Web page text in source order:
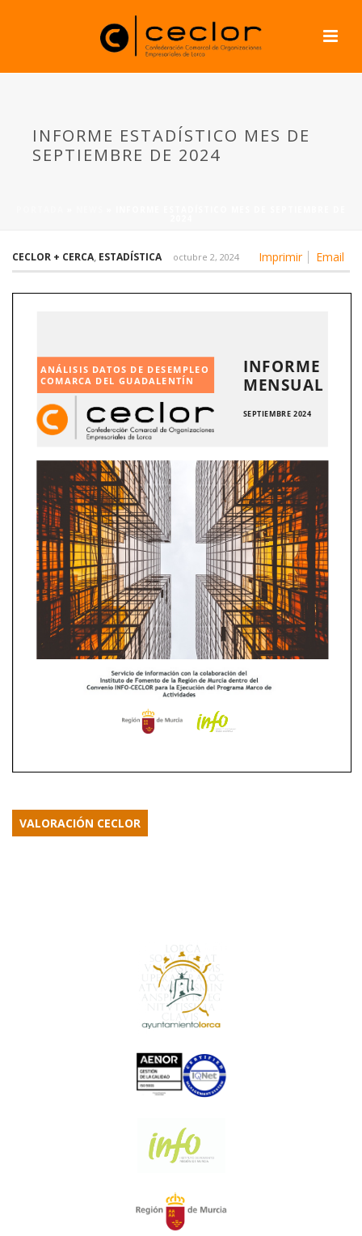
INFORME ESTADÍSTICO MES DE
SEPTIEMBRE DE 2024
Imprimir Email
CECLOR + CERCA, ESTADÍSTICA octubre 2, 2024
VALORACIÓN CECLOR